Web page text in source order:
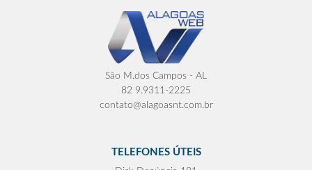
São M.dos Campos - AL
82 9.9311-2225
contato@alagoasnt.com.br
TELEFONES ÚTEIS